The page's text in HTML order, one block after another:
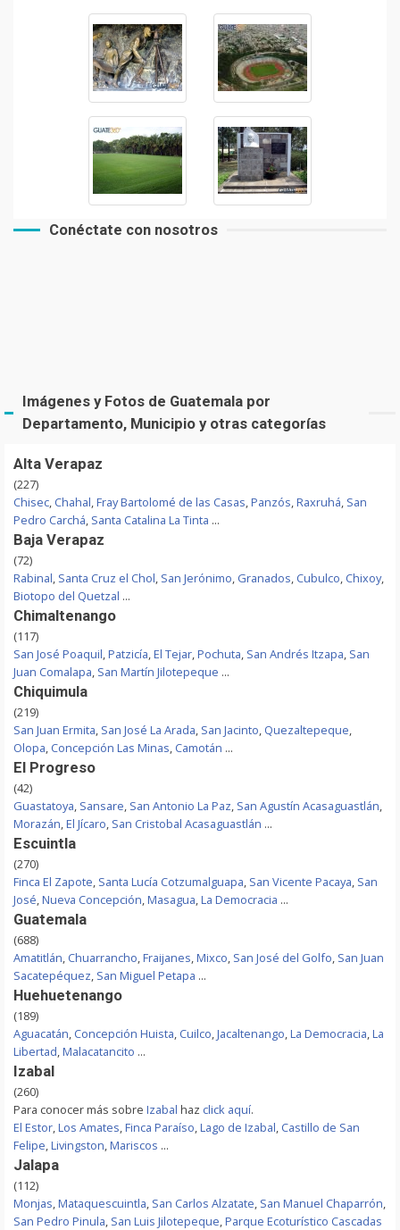
Conéctate con nosotros
Imágenes y Fotos de Guatemala por
Departamento, Municipio y otras categorías
Alta Verapaz
(227)
Chisec, Chahal,Fray Bartolomé de las Casas,Panzós,Raxruhá, San
Pedro Carchá, Santa Catalina La Tinta ...
Baja Verapaz
(72)
Rabinal, Santa Cruz el Chol, San Jerónimo, Granados, Cubulco, Chixoy,
Biotopo del Quetzal ...
Chimaltenango
(117)
San José Poaquil,Patzicía,El Tejar,Pochuta, San Andrés Itzapa, San
Juan Comalapa, San Martín Jilotepeque ...
Chiquimula
(219)
San Juan Ermita, San José La Arada, San Jacinto, Quezaltepeque,
Olopa, Concepción Las Minas, Camotán ...
El Progreso
(42)
Guastatoya, Sansare, San Antonio La Paz, San Agustín Acasaguastlán,
Morazán,El Jícaro, San Cristobal Acasaguastlán ...
Escuintla
(270)
Finca El Zapote, Santa Lucía Cotzumalguapa, San Vicente Pacaya, San
José,Nueva Concepción,Masagua,La Democracia ...
Guatemala
(688)
Amatitlán, Chuarrancho,Fraijanes,Mixco, San José del Golfo, San Juan
Sacatepéquez, San Miguel Petapa ...
Huehuetenango
(189)
Aguacatán, Concepción Huista, Cuilco,Jacaltenango,La Democracia,La
Libertad,Malacatancito ...
Izabal
(260)
Para conocer más sobre Izabal haz click aquí.
El Estor,Los Amates,Finca Paraíso,Lago de Izabal, Castillo de San
Felipe,Livingston,Mariscos ...
Jalapa
(112)
Monjas,Mataquescuintla, San Carlos Alzatate, San Manuel Chaparrón,
San Pedro Pinula, San Luis Jilotepeque,Parque Ecoturístico Cascadas